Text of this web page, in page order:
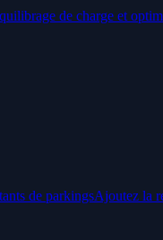
de charge et
de parkingsAjoutez la